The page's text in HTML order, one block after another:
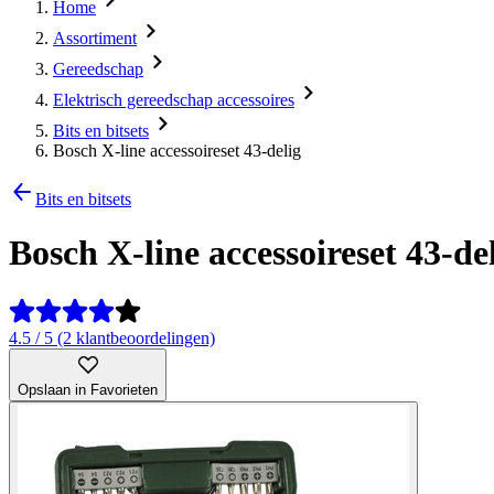
Home
Assortiment
Gereedschap
Elektrisch gereedschap accessoires
Bits en bitsets
Bosch X-line accessoireset 43-delig
Bits en bitsets
Bosch X-line accessoireset 43-
4.5 / 5 (2 klantbeoordelingen)
Opslaan in Favorieten